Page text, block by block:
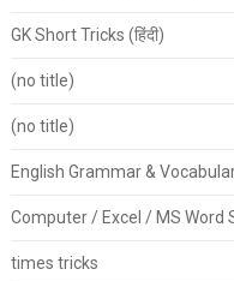
GK Short Tricks (हिंदी)
(no title)
(no title)
English Grammar &
Computer / Excel / MS Word
times tricks